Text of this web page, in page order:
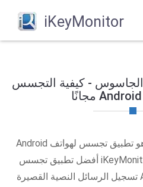
iKeyMonitor
أفضل تطبيق Android الجاسوس - كيفية التجسس
هو تطبيق تجسس لهواتف Android
والأجهزة اللوحية. يتيح لك iKeyMonitor أفضل تطبيق تجسس
مخفي مجاني لنظام Android تسجيل الرسائل النصية القصيرة